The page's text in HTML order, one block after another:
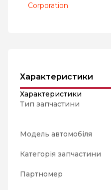
Corporation
Характеристики
Характеристики
Тип запчастини
Модель автомобіля
Категорія запчастини
Партномер